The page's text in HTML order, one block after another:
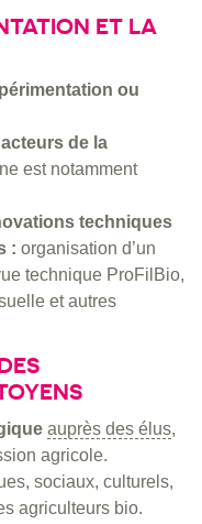
ET LA
ou
de la
est notamment
techniques
: organisation d’un
technique ProFilBio,
et autres
auprès des élus,
agricole.
sociaux, culturels,
agriculteurs bio.